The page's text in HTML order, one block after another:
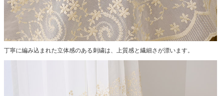
丁寧に編み込まれた立体感のある刺繍は、上質感と繊細さが漂います。